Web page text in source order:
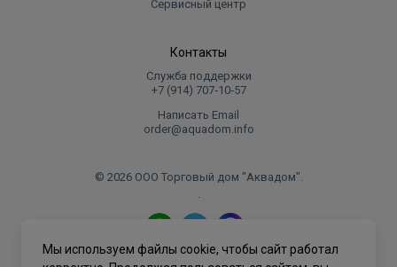
Сервисный центр
Контакты
Служба поддержки
+7 (914) 707‑10‑57
Написать Email
order@aquadom.info
© 2026 ООО Торговый дом "Аквадом".
.
Политика конфиденциальности
Мы используем файлы cookie, чтобы сайт работал